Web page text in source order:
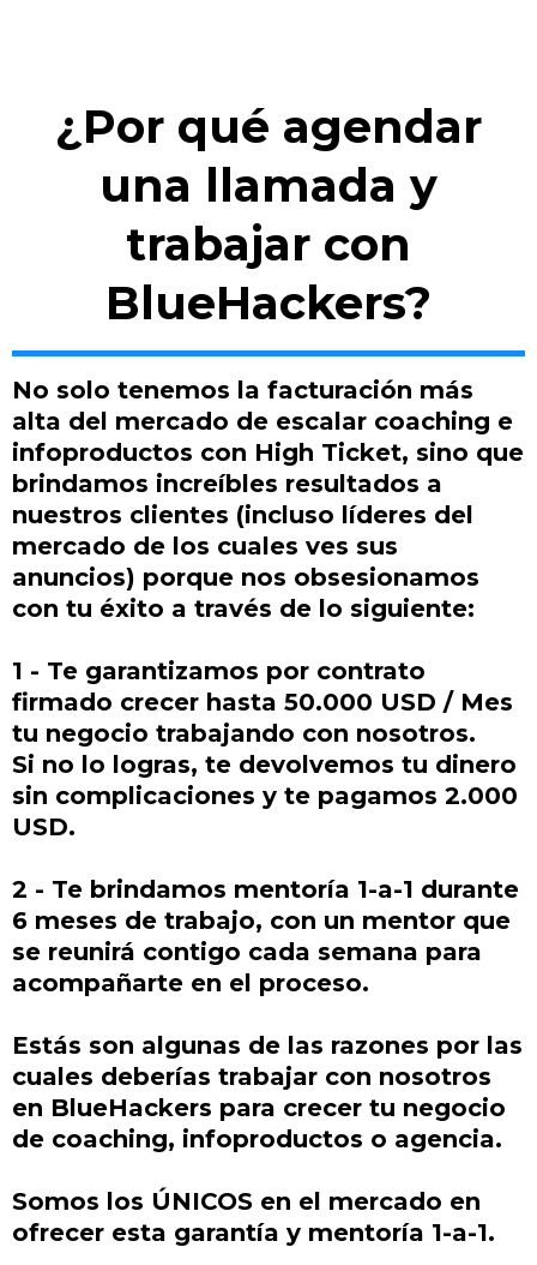
¿Por qué agendar
una llamada y
trabajar con
BlueHackers?
No solo tenemos la facturación más
alta del mercado de escalar coaching e
infoproductos con High Ticket, sino que
brindamos increíbles resultados a
nuestros clientes (incluso líderes del
mercado de los cuales ves sus
anuncios) porque nos obsesionamos
con tu éxito a través de lo siguiente:
1 - Te garantizamos por contrato
firmado crecer hasta 50.000 USD / Mes
tu negocio trabajando con nosotros.
Si no lo logras, te devolvemos tu dinero
sin complicaciones y te pagamos 2.000
USD.
2 - Te brindamos mentoría 1-a-1 durante
6 meses de trabajo, con un mentor que
se reunirá contigo cada semana para
acompañarte en el proceso.
Estás son algunas de las razones por las
cuales deberías trabajar con nosotros
en BlueHackers para crecer tu negocio
de coaching, infoproductos o agencia.
Somos los ÚNICOS en el mercado en
ofrecer esta garantía y mentoría 1-a-1.